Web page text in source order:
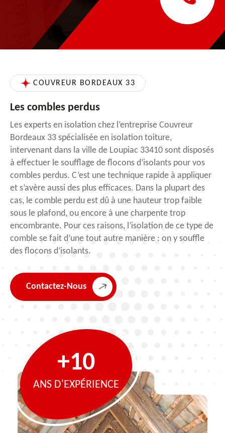
COUVREUR BORDEAUX 33
Les combles perdus
Les experts en isolation chez l’entreprise Couvreur
Bordeaux 33 spécialisée en isolation toiture,
intervenant dans la ville de Loupiac 33410 sont disposés
à effectuer le soufflage de flocons d’isolants pour vos
combles perdus. C’est une technique rapide à appliquer
et s’avère aussi des plus efficaces. Dans la plupart des
cas, le comble perdu est dû à une hauteur trop faible
sous le plafond, ou encore à une charpente trop
encombrante. Pour ces raisons, l’isolation de ce type de
comble se fait d’une tout autre manière : on y souffle
des flocons d’isolants.
Contactez-Nous
+10
ANS D'EXPÉRIENCE